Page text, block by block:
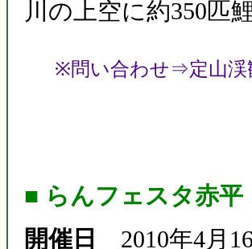
川の上空に約350匹
※問い合わせ⇒定山渓
■ らんフェスタ赤平
開催日
2010年4月